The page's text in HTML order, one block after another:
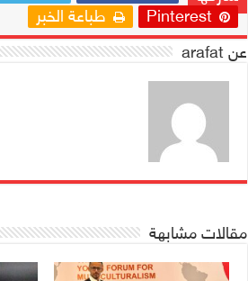
Pinterest
طباعة الخبر
عن arafat
مقالات مشابهة